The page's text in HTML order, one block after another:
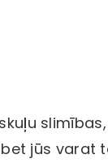
jūs varat